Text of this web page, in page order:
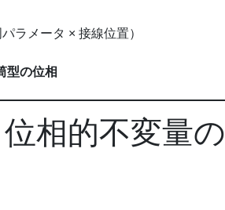
パラメータ × 接線位置）
型の位相
相的不変量